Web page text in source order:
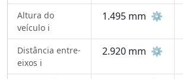
Altura do
veículo ℹ️
1.495 mm ⚙️
Distância entre-
eixos ℹ️
2.920 mm ⚙️